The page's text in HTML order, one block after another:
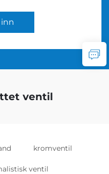
ventil
kromventil
ventil